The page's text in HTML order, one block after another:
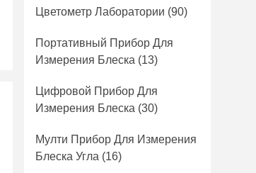
Цветометр Лаборатории (90)
Портативный Прибор Для
Измерения Блеска (13)
Цифровой Прибор Для
Измерения Блеска (30)
Мулти Прибор Для Измерения
Блеска Угла (16)